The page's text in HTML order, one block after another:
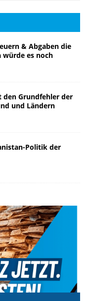
& Abgaben die
würde es noch
den Grundfehler der
und Ländern
Politik der